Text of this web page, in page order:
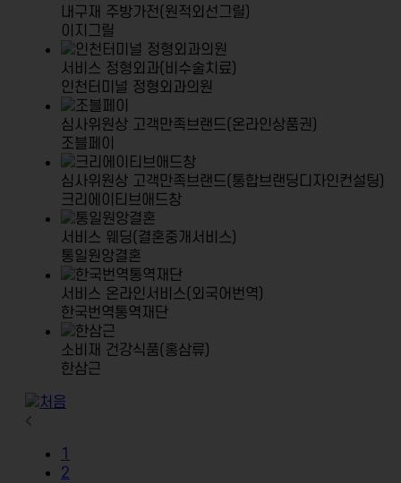
내구재 주방가전(원적외선그릴)
이지그릴
서비스 정형외과(비수술치료)
인천터미널 정형외과의원
심사위원상 고객만족브랜드(온라인상품권)
조블페이
심사위원상 고객만족브랜드(통합브랜딩디자인컨설팅)
크리에이티브애드창
서비스 웨딩(결혼중개서비스)
통일원앙결혼
서비스 온라인서비스(외국어번역)
한국번역통역재단
소비재 건강식품(홍삼류)
한삼근
1
2